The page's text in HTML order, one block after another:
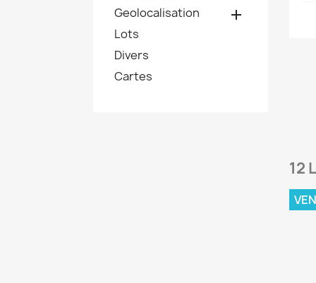
Geolocalisation

Lots
Divers
Cartes
12